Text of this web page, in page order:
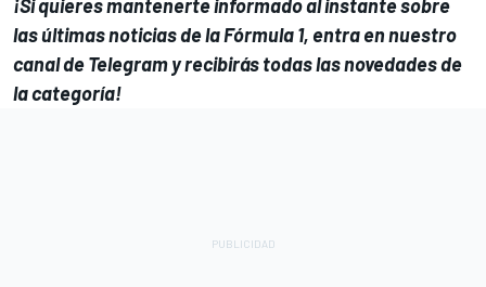
¡Si quieres mantenerte informado al instante sobre
las últimas noticias de la Fórmula 1, entra ennuestro
canal de Telegramy recibirás todas las novedades de
la categoría!